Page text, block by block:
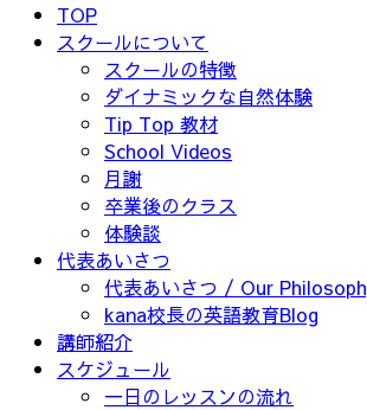
TOP
スクールについて
スクールの特徴
ダイナミックな自然体験
Tip Top 教材
School Videos
月謝
卒業後のクラス
体験談
代表あいさつ
代表あいさつ / Our
kana校長の英語教育Blog
講師紹介
スケジュール
一日のレッスンの流れ